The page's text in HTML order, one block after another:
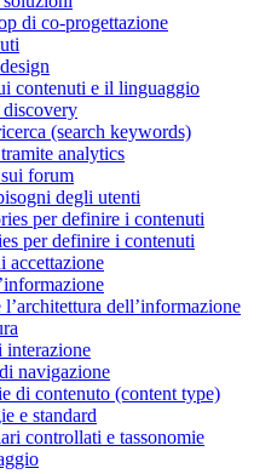
di co-progettazione
contenuti e il linguaggio
(search keywords)
analytics
forum
degli utenti
per definire i contenuti
per definire i contenuti
accettazione
dell’informazione
interazione
navigazione
di contenuto (content type)
e standard
controllati e tassonomie